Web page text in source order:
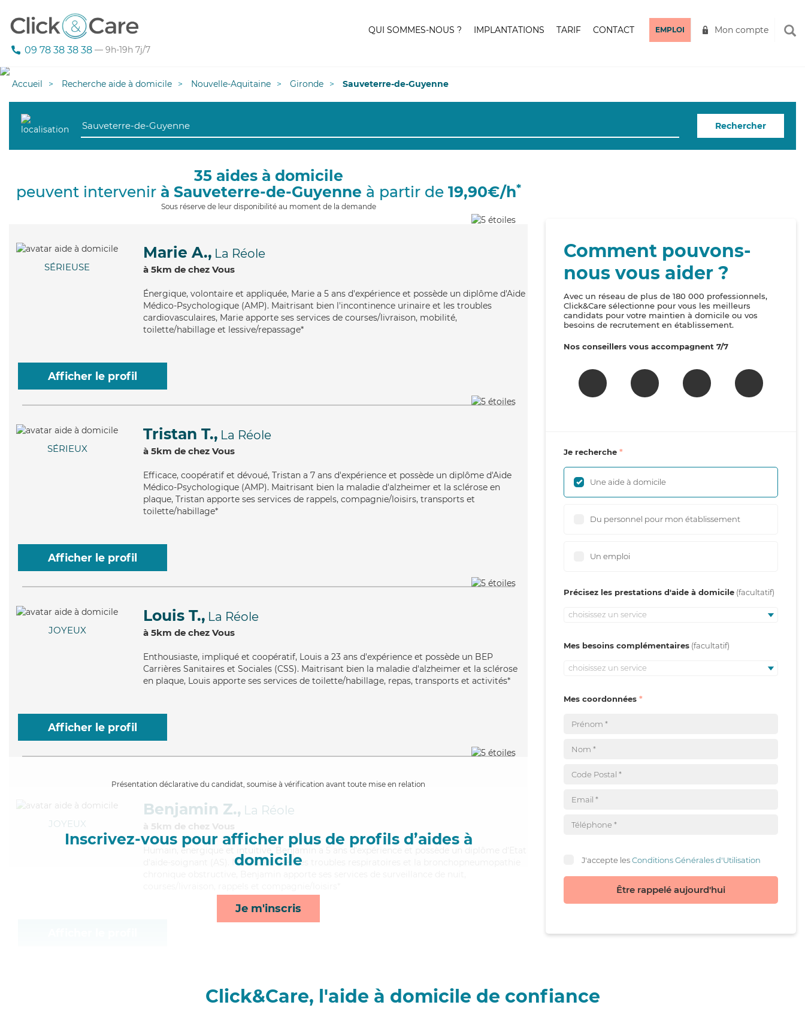
09 78 38 38 38 — 9h-19h 7j/7
QUI SOMMES-NOUS ? IMPLANTATIONS TARIF CONTACT EMPLOI Mon compte
Accueil Recherche aide à domicile Nouvelle-Aquitaine Gironde Sauveterre-de-Guyenne
Rechercher
35 aides à domicile
peuvent intervenir à Sauveterre-de-Guyenne à partir de 19,90€/h*
Sous réserve de leur disponibilité au moment de la demande
SÉRIEUSE
Marie A., La Réole
à 5km de chez Vous
Énergique, volontaire et appliquée, Marie a 5 ans d'expérience et possède un diplôme d'Aide
Médico-Psychologique (AMP). Maitrisant bien l'incontinence urinaire et les troubles
cardiovasculaires, Marie apporte ses services de courses/livraison, mobilité,
toilette/habillage et lessive/repassage*
Afficher le profil
SÉRIEUX
Tristan T., La Réole
à 5km de chez Vous
Efficace, coopératif et dévoué, Tristan a 7 ans d'expérience et possède un diplôme d'Aide
Médico-Psychologique (AMP). Maitrisant bien la maladie d'alzheimer et la sclérose en
plaque, Tristan apporte ses services de rappels, compagnie/loisirs, transports et
toilette/habillage*
Afficher le profil
JOYEUX
Louis T., La Réole
à 5km de chez Vous
Enthousiaste, impliqué et coopératif, Louis a 23 ans d'expérience et possède un BEP
Carrières Sanitaires et Sociales (CSS). Maitrisant bien la maladie d'alzheimer et la sclérose
en plaque, Louis apporte ses services de toilette/habillage, repas, transports et activités*
Afficher le profil
Présentation déclarative du candidat, soumise à vérification avant toute mise en relation
Inscrivez-vous pour afficher plus de profils d’aides à
domicile
Je m'inscris
JOYEUX
Benjamin Z., La Réole
à 5km de chez Vous
, énergique et intuitive, Benjamin a 5 ans d'expérience et possède un diplôme d'Etat
d'aide-soignant (AS). Maitrisant bien les troubles respiratoires et la bronchopneumopathie
Comment pouvons-
nous vous aider ?
Avec un réseau de plus de 180 000 professionnels,
Click&Care sélectionne pour vous les meilleurs
candidats pour votre maintien à domicile ou vos
besoins de recrutement en établissement.
Nos conseillers vous accompagnent 7/7
Je recherche
Une aide à domicile
Du personnel pour mon établissement
Un emploi
Précisez les prestations d'aide à domicile
choisissez un service
Mes besoins complémentaires
choisissez un service
Mes coordonnées
J'accepte lesConditions Générales d'Utilisation
Être rappelé aujourd'hui
Click&Care, l'aide à domicile de confiance